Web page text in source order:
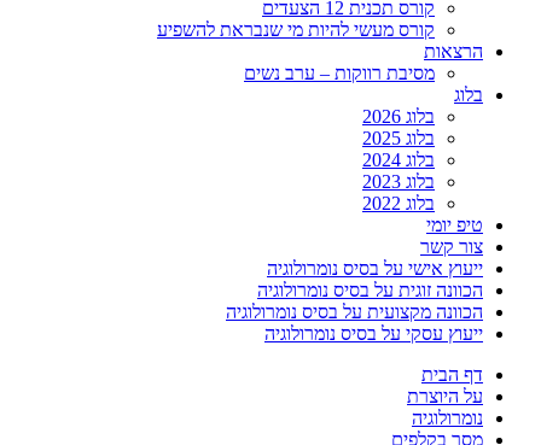
קורס תכנית 12 הצעדים
קורס מעשי להיות מי שנבראת להשפיע
הרצאות
מסיבת רווקות – ערב נשים
בלוג
בלוג 2026
בלוג 2025
בלוג 2024
בלוג 2023
בלוג 2022
טיפ יומי
צור קשר
ייעוץ אישי על בסיס נומרולוגיה
הכוונה זוגית על בסיס נומרולוגיה
הכוונה מקצועית על בסיס נומרולוגיה
ייעוץ עסקי על בסיס נומרולוגיה
דף הבית
על היוצרת
נומרולוגיה
מסר בקלפים